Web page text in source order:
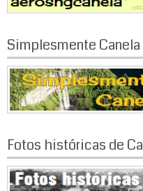
Simplesmente Canela
Fotos históricas de